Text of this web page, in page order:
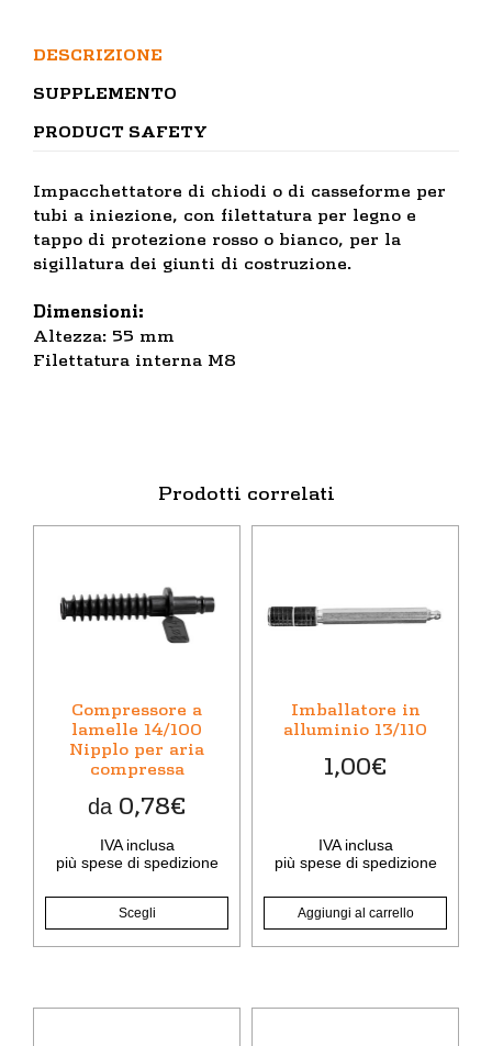
DESCRIZIONE
SUPPLEMENTO
PRODUCT SAFETY
Impacchettatore di chiodi o di casseforme per
tubi a iniezione, con filettatura per legno e
tappo di protezione rosso o bianco, per la
sigillatura dei giunti di costruzione.
Dimensioni:
Altezza: 55 mm
Filettatura interna M8
Prodotti correlati
Compressore a
lamelle 14/100
Nipplo per aria
compressa
da 0,78€
IVA inclusa
più spese di spedizione
Scegli
ha
più
possono
essere
pagina
prodotto
Imballatore in
alluminio 13/110
1,00€
IVA inclusa
più spese di spedizione
Aggiungi al carrello